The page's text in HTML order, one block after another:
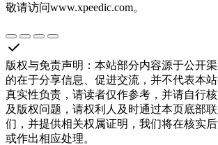
敬请访问www.xpeedic.com。
版权与免责声明 ： 本站部分内容源于公开
的在于分享信息、促进交流，并不代表本
真实性负责，请读者仅作参考，并请自行
及版权问题，请权利人及时通过本页底部
们，并提供相关权属证明，我们将在核实
或作出相应处理。